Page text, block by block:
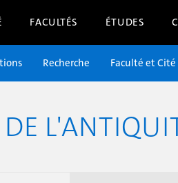
FACULTÉS ÉTUDES
Recherche Faculté et Cité